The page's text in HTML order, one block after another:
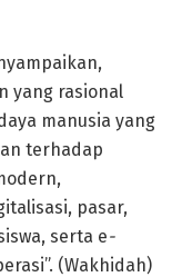
yang rasional
manusia yang
terhadap
pasar,
serta e-
(Wakhidah)